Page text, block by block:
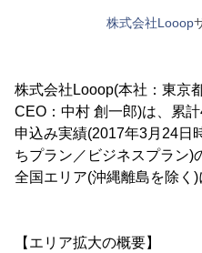
株式会社Looop
株式会社Looop(本社：東京
CEO：中村 創一郎)は、累
申込み実績(2017年3月24日
ちプラン／ビジネスプラン)
全国エリア(沖縄離島を除く)
【エリア拡大の概要】